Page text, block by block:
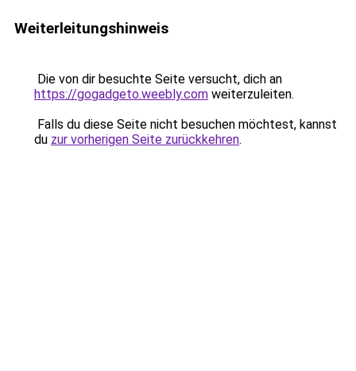
Weiterleitungshinweis
Die von dir besuchte Seite versucht, dich an
https://gogadgeto.weebly.com weiterzuleiten.
Falls du diese Seite nicht besuchen möchtest, kannst
du zur vorherigen Seite zurückkehren.